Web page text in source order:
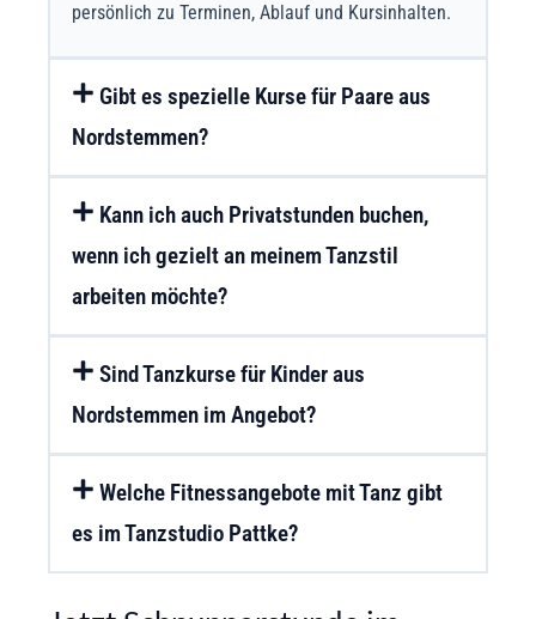
persönlich zu Terminen, Ablauf und Kursinhalten.
Gibt es spezielle Kurse für Paare aus
Nordstemmen?
Kann ich auch Privatstunden buchen,
wenn ich gezielt an meinem Tanzstil
arbeiten möchte?
Sind Tanzkurse für Kinder aus
Nordstemmen im Angebot?
Welche Fitnessangebote mit Tanz gibt
es im Tanzstudio Pattke?